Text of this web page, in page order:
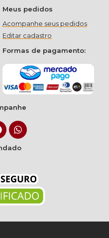
Meus pedidos
Acompanhe seus pedidos
Editar cadastro
Formas de pagamento: